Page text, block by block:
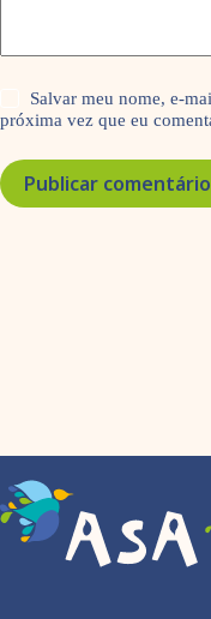
Salvar meu nome, e-
próxima vez que eu
Publicar comentário